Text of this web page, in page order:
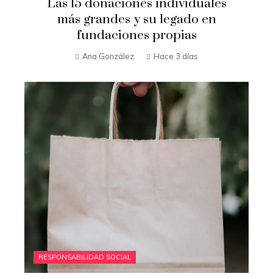
Las 15 donaciones individuales
más grandes y su legado en
fundaciones propias
Ana González Hace 3 días
RESPONSABILIDAD SOCIAL